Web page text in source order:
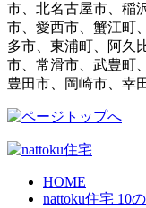
市、北名古屋市、稲
市、愛西市、蟹江町
多市、東浦町、阿久
市、常滑市、武豊町
豊田市、岡崎市、幸
HOME
nattoku住宅 10